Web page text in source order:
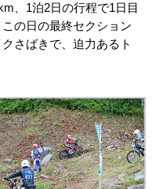
、1泊2日の行程で1日目
の日の最終セクション
さばきで、迫力あるト